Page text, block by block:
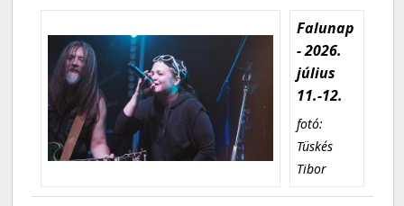
Falunap
- 2026.
július
11.-12.
fotó:
Tüskés
Tibor